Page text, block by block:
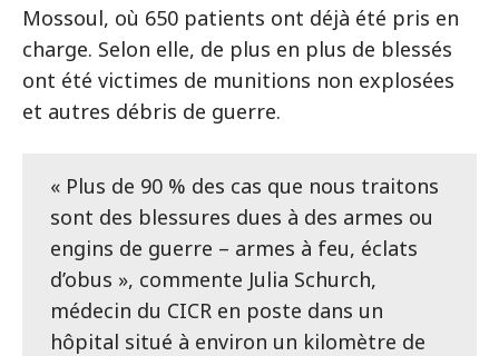
Mossoul, où 650 patients ont déjà été pris en
charge. Selon elle, de plus en plus de blessés
ont été victimes de munitions non explosées
et autres débris de guerre.
« Plus de 90 % des cas que nous traitons
sont des blessures dues à des armes ou
engins de guerre – armes à feu, éclats
d’obus », commente Julia Schurch,
médecin du CICR en poste dans un
hôpital situé à environ un kilomètre de